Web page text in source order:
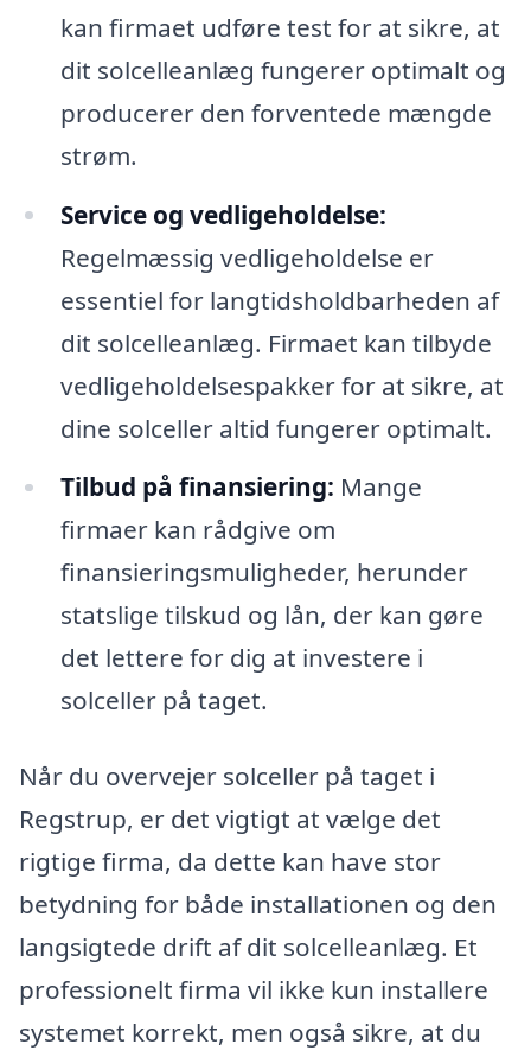
kan firmaet udføre test for at sikre, at
dit solcelleanlæg fungerer optimalt og
producerer den forventede mængde
strøm.
Service og vedligeholdelse:
Regelmæssig vedligeholdelse er
essentiel for langtidsholdbarheden af
dit solcelleanlæg. Firmaet kan tilbyde
vedligeholdelsespakker for at sikre, at
dine solceller altid fungerer optimalt.
Tilbud på finansiering: Mange
firmaer kan rådgive om
finansieringsmuligheder, herunder
statslige tilskud og lån, der kan gøre
det lettere for dig at investere i
solceller på taget.
Når du overvejer solceller på taget i
Regstrup, er det vigtigt at vælge det
rigtige firma, da dette kan have stor
betydning for både installationen og den
langsigtede drift af dit solcelleanlæg. Et
professionelt firma vil ikke kun installere
systemet korrekt, men også sikre, at du